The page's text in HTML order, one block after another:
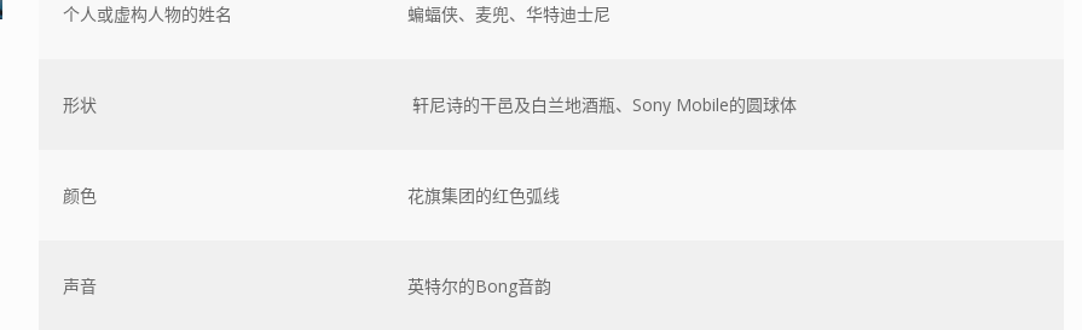
个人或虚构人物的姓名 蝙蝠侠、麦兜、华特迪士尼
形状 轩尼诗的干邑及白兰地酒瓶、Sony Mobile的圆球体
颜色 花旗集团的红色弧线
声音 英特尔的Bong音韵